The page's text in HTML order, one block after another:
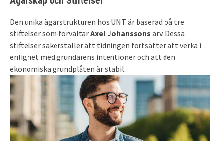
Den unika ägarstrukturen hos UNT är baserad på tre
stiftelser som förvaltarAxel Johanssons arv. Dessa
stiftelser säkerställer att tidningen fortsätter att verka i
enlighet med grundarens intentioner och att den
ekonomiska grundplåten är stabil.